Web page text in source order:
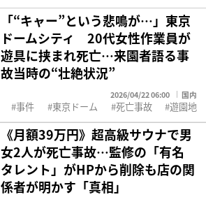
「“キャー”という悲鳴が…」東京
ドームシティ 20代女性作業員が
遊具に挟まれ死亡…来園者語る事
故当時の“壮絶状況”
2026/04/22 06:00 国内
事件 東京ドーム 死亡事故 遊園地
《月額39万円》超高級サウナで男
女2人が死亡事故…監修の「有名
タレント」がHPから削除も店の関
係者が明かす「真相」